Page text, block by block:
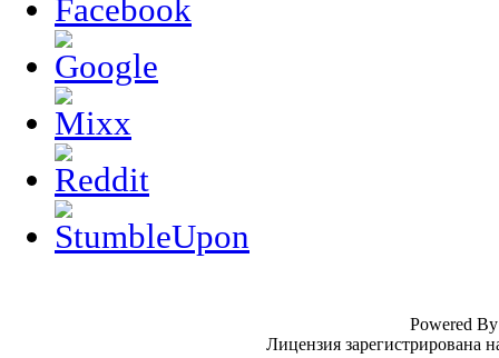
Powered
Лицензия зарегистрирована